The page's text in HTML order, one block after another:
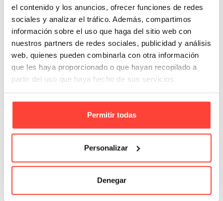
el contenido y los anuncios, ofrecer funciones de redes
sociales y analizar el tráfico. Además, compartimos
información sobre el uso que haga del sitio web con
nuestros partners de redes sociales, publicidad y análisis
web, quienes pueden combinarla con otra información
que les haya proporcionado o que hayan recopilado a
partir del uso que haya hecho de sus servicios.
Permitir todas
Personalizar
Denegar
CAJAS 023 EXTRA 38,3x28,3x26,3 cm
1,22 € 0,66 €
Añadir A La Cesta